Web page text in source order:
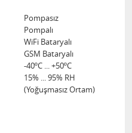
Pompasız
Pompalı
WiFi Bataryalı
GSM Bataryalı
-40ºC ... +50ºC
15% ... 95% RH
(Yoğuşmasız Ortam)